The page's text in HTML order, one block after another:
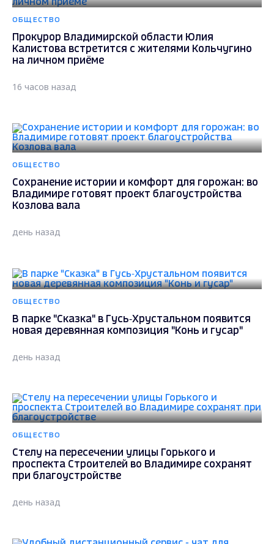
ОБЩЕСТВО
Прокурор Владимирской области Юлия
Калистова встретится с жителями Кольчугино
на личном приёме
16 часов назад
ОБЩЕСТВО
Сохранение истории и комфорт для горожан: во
Владимире готовят проект благоустройства
Козлова вала
день назад
ОБЩЕСТВО
В парке "Сказка" в Гусь‑Хрустальном появится
новая деревянная композиция "Конь и гусар"
день назад
ОБЩЕСТВО
Стелу на пересечении улицы Горького и
проспекта Строителей во Владимире сохранят
при благоустройстве
день назад